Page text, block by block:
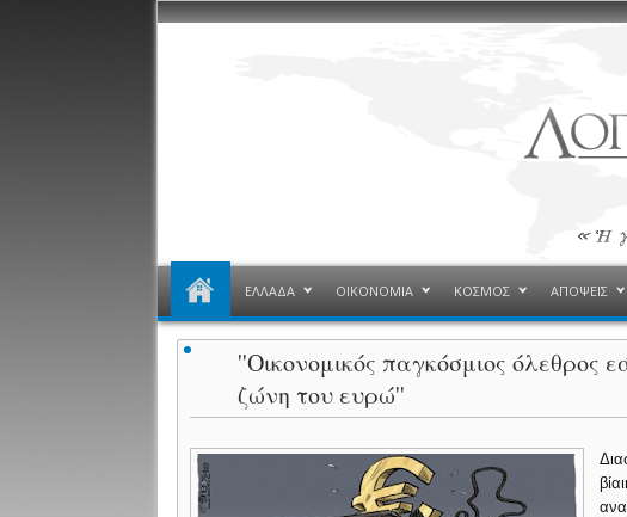
ΕΛΛΑΔΑ ΟΙΚΟΝΟΜΙΑ ΚΟΣΜΟΣ ΑΠΟΨΕΙΣ
''Οικονομικός παγκόσμιος
ζώνη του ευρώ''